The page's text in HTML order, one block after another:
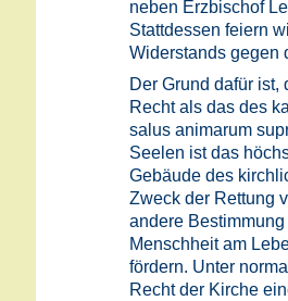
neben Erzbischof
Stattdessen feiern
Widerstands gegen
Der Grund dafür
Recht als das des
salus animarum
Seelen ist das
Gebäude des
Zweck der Rettung
andere
Menschheit am
fördern. Unter
Recht der Kirche